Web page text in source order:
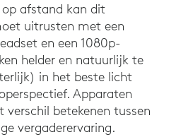
afstand kan dit
uitrusten met een
en een 1080p-
helder en natuurlijk te
in het beste licht
Apparaten
verschil betekenen tussen
vergaderervaring.